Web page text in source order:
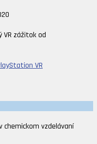
VR zážitok od
VR
chemickom vzdelávaní